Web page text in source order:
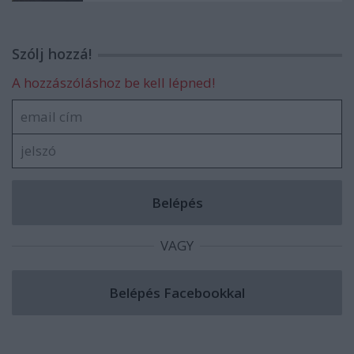
Szólj hozzá!
A hozzászóláshoz be kell lépned!
VAGY